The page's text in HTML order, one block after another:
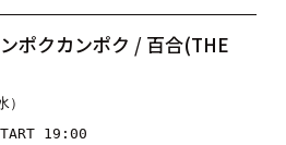
ポクカンポク / 百合(THE
19:00